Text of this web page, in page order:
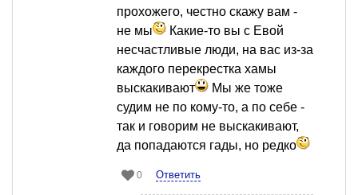
прохожего, честно скажу вам -
не мы
Какие-то вы с Евой
несчастливые люди, на вас из-за
каждого перекрестка хамы
выскакивают
Мы же тоже
судим не по кому-то, а по себе -
так и говорим не выскакивают,
да попадаются гады, но редко
0 Ответить